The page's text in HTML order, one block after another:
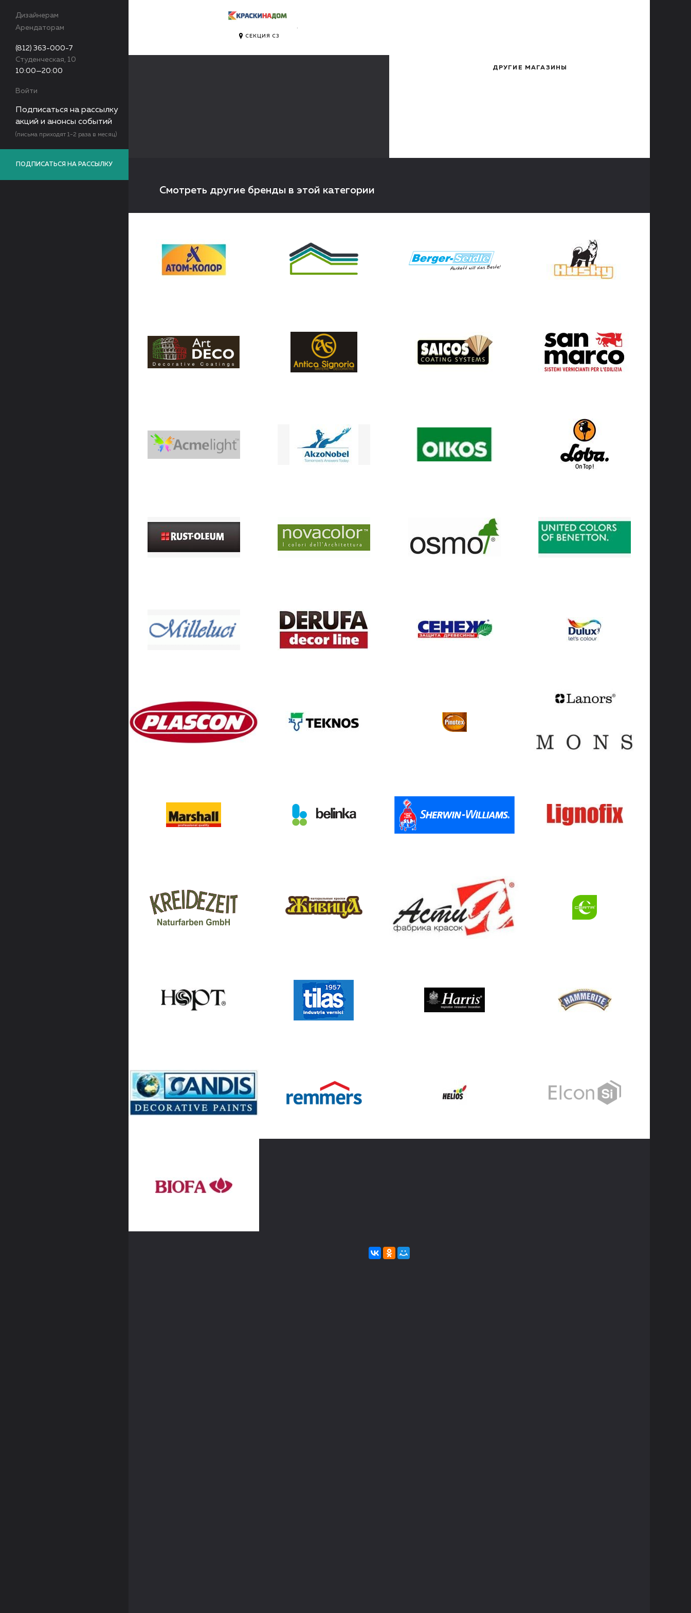
Дизайнерам
Арендаторам
(812) 363-000-7
Студенческая, 10
10:00—20:00
Войти
Подписаться на рассылку
акций и анонсы событий
(письма приходят 1-2 раза в месяц)
ПОДПИСАТЬСЯ НА РАССЫЛКУ
.
СЕКЦИЯ C3
ДРУГИЕ МАГАЗИНЫ
Смотреть другие бренды в этой категории